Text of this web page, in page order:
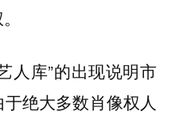
人库”的出现说明市
绝大多数肖像权人